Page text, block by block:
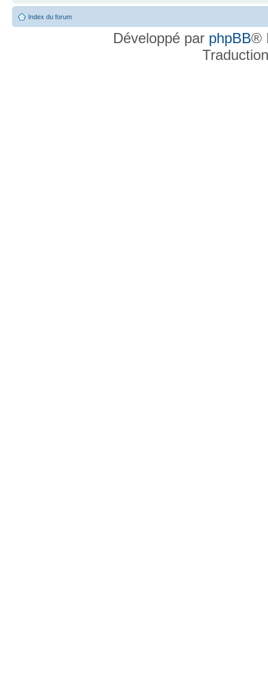
Index du forum
Développé par phpBB®